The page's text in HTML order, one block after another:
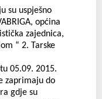
su uspješno
općina
zajednica,
“ 2. Tarske
05.09. 2015.
zaprimaju do
gdje su